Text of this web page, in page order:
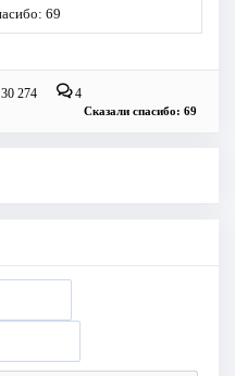
69
274 4
Сказали спасибо: 69